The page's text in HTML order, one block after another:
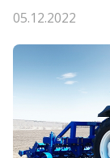
05.12.2022